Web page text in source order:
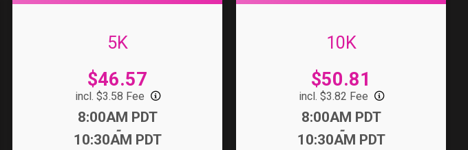
5K
Price:
$46.57
incl. $3.58 Fee
8:00AM PDT
-
10:30AM PDT
10K
Price:
$50.81
incl. $3.82 Fee
8:00AM PDT
-
10:30AM PDT